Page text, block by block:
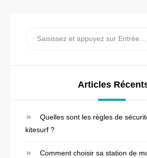
n
d
e
Articles
Quelles sont les règles de
kitesurf ?
Comment choisir sa station de